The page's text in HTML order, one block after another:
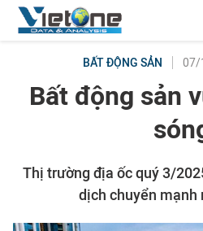
BẤT ĐỘNG SẢN 07/
Bất động sản
Thị trường địa ốc quý 3/
dịch chuyển mạnh